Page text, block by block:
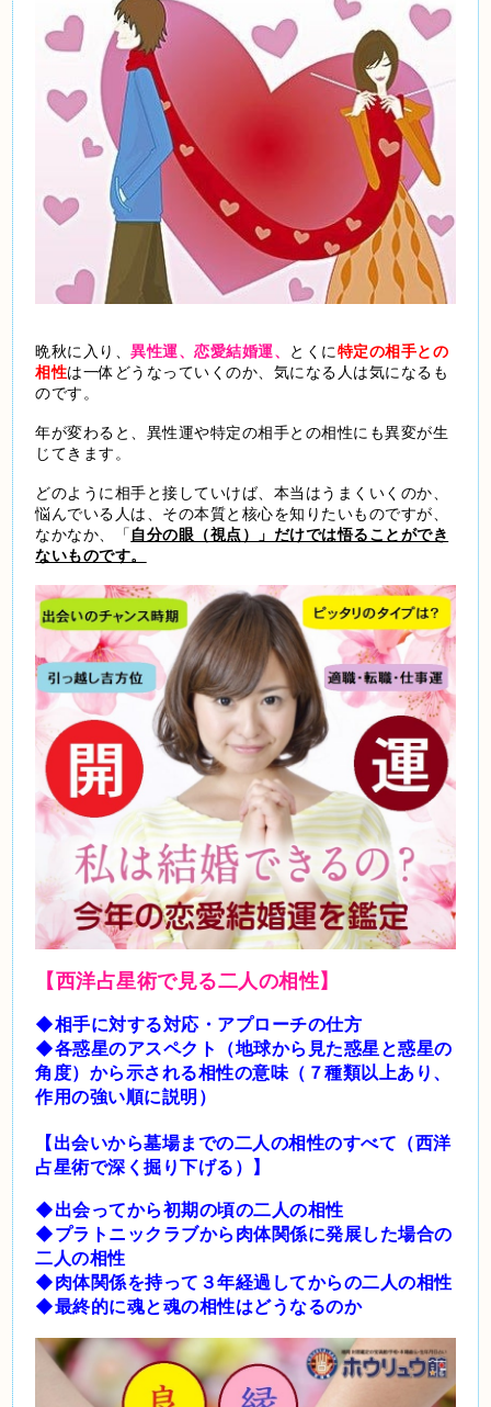
晩秋に入り、異性運、恋愛結婚運、 とくに特定の相手との
相性は一体どうなっていくのか、気になる人は気になるも
のです。
年が変わると、異性運や特定の相手との相性にも異変が生
じてきます。
どのように相手と接していけば、本当はうまくいくのか、
悩んでいる人は、その本質と核心を知りたいものですが、
なかなか、「自分の眼（視点）」だけでは悟ることができ
ないものです。
【西洋占星術で見る二人の相性】
◆相手に対する対応・アプローチの仕方
◆各惑星のアスペクト（地球から見た惑星と惑星の
角度）から示される相性の意味（７種類以上あり、
作用の強い順に説明）
【出会いから墓場までの二人の相性のすべて（西洋
占星術で深く掘り下げる）】
◆出会ってから初期の頃の二人の相性
◆プラトニックラブから肉体関係に発展した場合の
二人の相性
◆肉体関係を持って３年経過してからの二人の相性
◆最終的に魂と魂の相性はどうなるのか